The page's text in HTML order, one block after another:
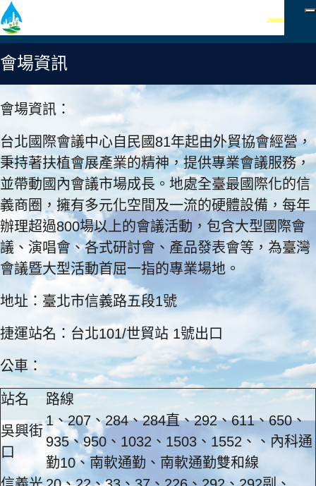
245069
會場資訊
會場資訊：
台北國際會議中心自民國81年起由外貿協會經營，
秉持著扶植會展產業的精神，提供專業會議服務，
並帶動國內會議市場成長。地處全臺最國際化的信
義商圈，擁有多元化空間及一流的硬體設備，每年
辦理超過800場以上的會議活動，包含大型國際會
議、演唱會、各式研討會、產品發表會等，為臺灣
會議暨大型活動首屈一指的專業場地。
地址：臺北市信義路五段1號
捷運站名：台北101/世貿站 1號出口
公車：
站名 路線
吳興街
口
1、207、284、284直、292、611、650、
935、950、1032、1503、1552、、內科通
勤10、南軟通勤、南軟通勤雙和線